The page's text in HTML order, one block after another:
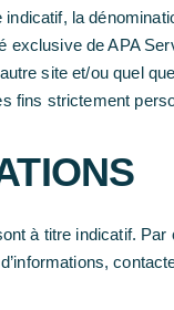
la
de APA
site et/ou quel
fins strictement
à titre indicatif.